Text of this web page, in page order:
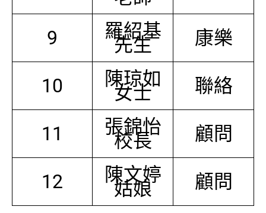
9 羅紹基
先生 康樂
10 陳琼如
女士 聯絡
11 張錦怡
校長 顧問
12 陳文婷
姑娘 顧問